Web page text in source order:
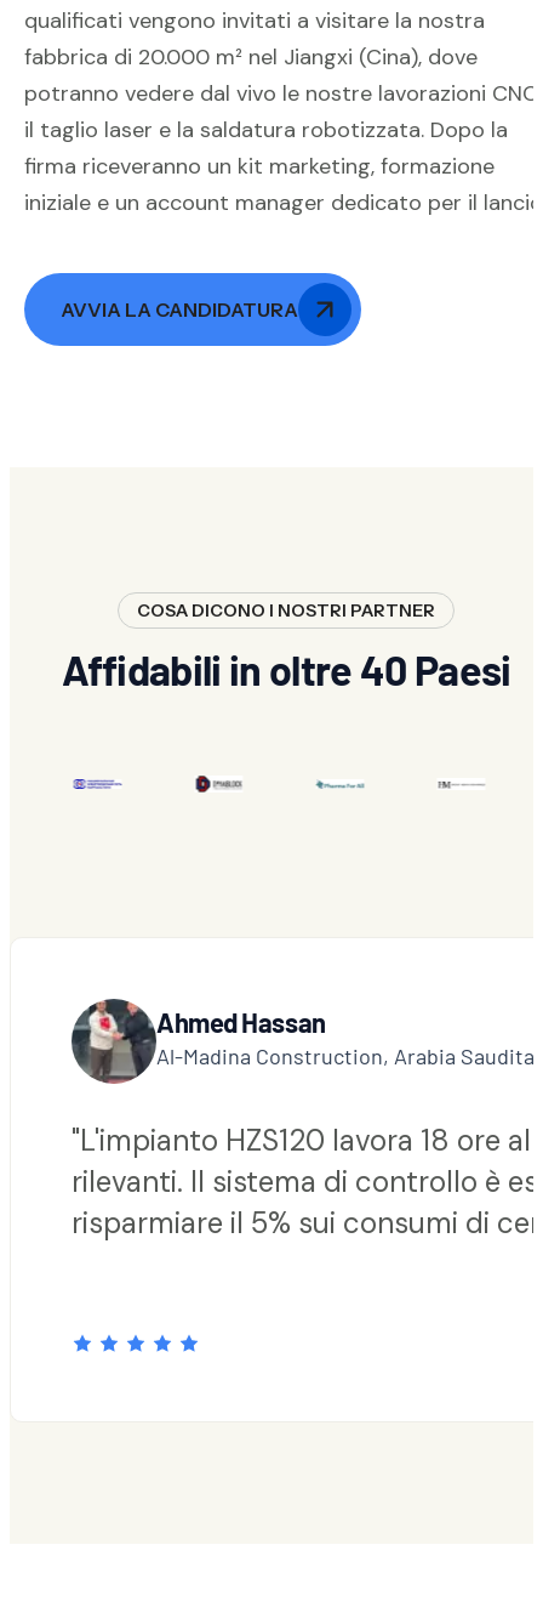
qualificati vengono invitati a visitare la nostra
fabbrica di 20.000 m² nel Jiangxi (Cina), dove
potranno vedere dal vivo le nostre lavorazioni CNC,
il taglio laser e la saldatura robotizzata. Dopo la
firma riceveranno un kit marketing, formazione
iniziale e un account manager dedicato per il
AVVIA LA CANDIDATURA
COSA DICONO I NOSTRI PARTNER
Affidabili in oltre 40 Paesi
Ahmed Hassan
Al-Madina Construction, Arabia Saudita
"L'impianto HZS120 lavora 18 ore
rilevanti. Il sistema di controllo è
risparmiare il 5% sui consumi di